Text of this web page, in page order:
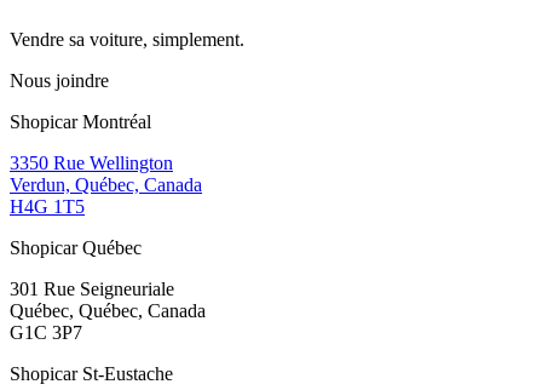
Vendre sa voiture, simplement.
Nous joindre
Shopicar Montréal
3350 Rue Wellington
Verdun, Québec, Canada
H4G 1T5
Shopicar Québec
301 Rue Seigneuriale
Québec, Québec, Canada
G1C 3P7
Shopicar St-Eustache